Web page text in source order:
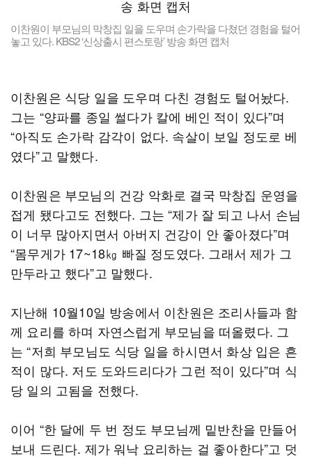
이찬원이 부모님의 막창집 일을 도우며 손가락을 다쳤던 경험을 털어
놓고 있다. KBS2 ‘신상출시 편스토랑’ 방송 화면 캡처
이찬원은 식당 일을 도우며 다친 경험도 털어놨다.
그는 “양파를 종일 썰다가 칼에 베인 적이 있다”며
“아직도 손가락 감각이 없다. 속살이 보일 정도로 베
였다”고 말했다.
이찬원은 부모님의 건강 악화로 결국 막창집 운영을
접게 됐다고도 전했다. 그는 “제가 잘 되고 나서 손님
이 너무 많아지면서 아버지 건강이 안 좋아졌다”며
“몸무게가 17~18㎏ 빠질 정도였다. 그래서 제가 그
만두라고 했다”고 말했다.
지난해 10월10일 방송에서 이찬원은 조리사들과 함
께 요리를 하며 자연스럽게 부모님을 떠올렸다. 그
는 “저희 부모님도 식당 일을 하시면서 화상 입은 흔
적이 많다. 저도 도와드리다가 그런 적이 있다”며 식
당 일의 고됨을 전했다.
이어 “한 달에 두 번 정도 부모님께 밑반찬을 만들어
보내 드린다. 제가 워낙 요리하는 걸 좋아한다”고 덧